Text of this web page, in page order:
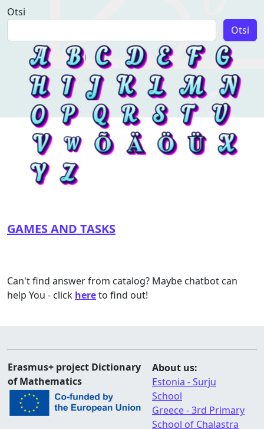
Otsi
Otsi
GAMES AND TASKS
Can't find answer from catalog? Maybe chatbot can
help You - click hereto find out!
Erasmus+ project Dictionary
of Mathematics
About us:
Estonia - Surju
School
Greece - 3rd Primary
School of Chalastra